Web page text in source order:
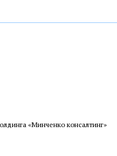
«Минченко консалтинг»